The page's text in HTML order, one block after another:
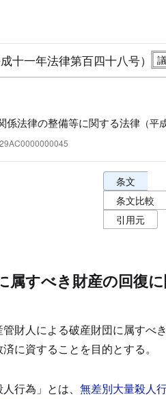
十一年法律第百四十八号）
係法律の整備等に関する法律 （
条文表示オ
条文
条文比較
引用元
属すべき財産の回復
財人による破産財団に属す
に資することを目的とする。
行為」とは、 無差別大量殺人